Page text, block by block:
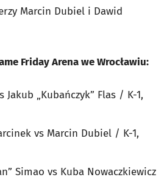
Marcin Dubiel i Dawid
Friday Arena we Wrocławiu:
„Kubańczyk” Flas / K-1,
vs Marcin Dubiel / K-1,
Simao vs Kuba Nowaczkiewicz